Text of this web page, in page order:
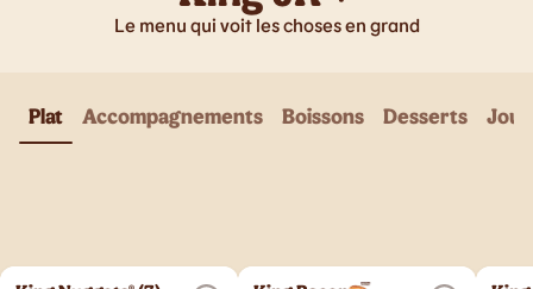
Le menu qui voit les choses en grand
Plat Accompagnements Boissons Desserts